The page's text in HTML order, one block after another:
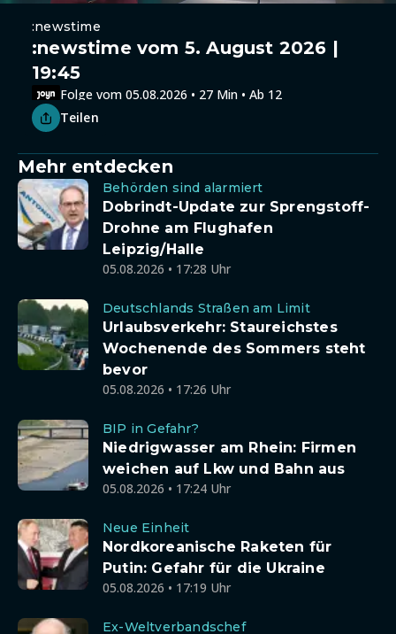
:newstime
:newstime vom 5. August 2026 |
19:45
Folge vom 05.08.2026 • 27 Min • Ab 12
Teilen
Mehr entdecken
Behörden sind alarmiert
Dobrindt-Update zur Sprengstoff-
Drohne am Flughafen
Leipzig/Halle
05.08.2026 • 17:28 Uhr
Deutschlands Straßen am Limit
Urlaubsverkehr: Staureichstes
Wochenende des Sommers steht
bevor
05.08.2026 • 17:26 Uhr
BIP in Gefahr?
Niedrigwasser am Rhein: Firmen
weichen auf Lkw und Bahn aus
05.08.2026 • 17:24 Uhr
Neue Einheit
Nordkoreanische Raketen für
Putin: Gefahr für die Ukraine
05.08.2026 • 17:19 Uhr
Ex-Weltverbandschef